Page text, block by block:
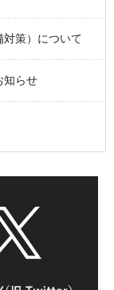
策）について
知らせ